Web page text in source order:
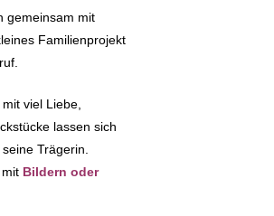
gemeinsam mit
Familienprojekt
viel Liebe,
lassen sich
Trägerin.
Bildern oder